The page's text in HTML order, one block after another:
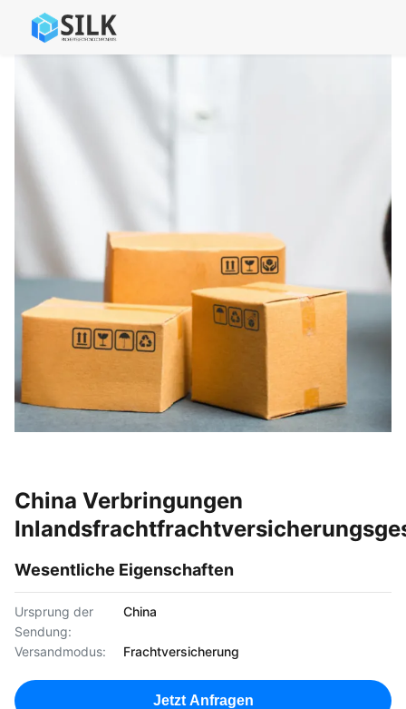
China Verbringungen
Wesentliche Eigenschaften
Ursprung der
Sendung:
China
Versandmodus: Frachtversicherung
Jetzt Anfragen